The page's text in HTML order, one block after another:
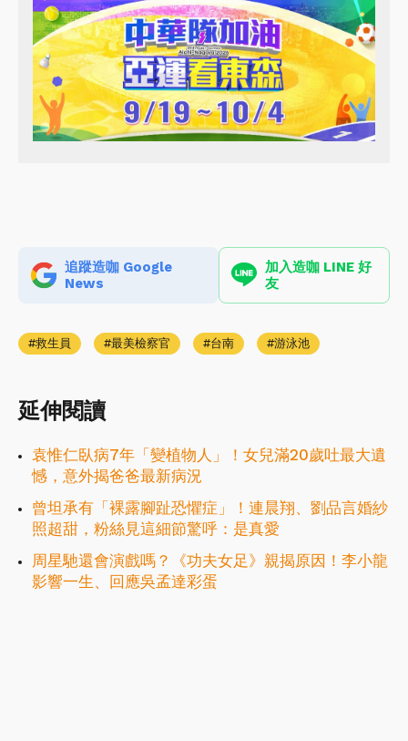
追蹤造咖 Google
News
加入造咖 LINE 好
友
救生員 最美檢察官 台南 游泳池
延伸閱讀
袁惟仁臥病7年「變植物人」！女兒滿20歲吐最大遺
憾，意外揭爸爸最新病況
曾坦承有「裸露腳趾恐懼症」！連晨翔、劉品言婚紗
照超甜，粉絲見這細節驚呼：是真愛
周星馳還會演戲嗎？《功夫女足》親揭原因！李小龍
影響一生、回應吳孟達彩蛋